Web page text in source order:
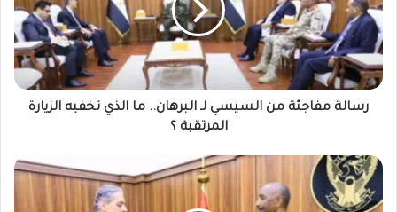
لـ
البرهان..
ما
الذي
تخفيه
الزيارةرسالة مفاجئة من السيسي لـ البرهان.. ما الذي تخفيه الزيارة
المرتقبة ؟
البرهان
يتسلم
دعوة